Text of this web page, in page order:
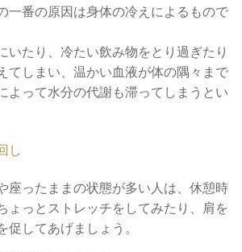
一番の原因は身体の冷えによるもので
いたり、冷たい飲み物をとり過ぎたり
てしまい、温かい血液が体の隅々まで
よって水分の代謝も滞ってしまうとい
座ったままの状態が多い人は、休憩時
ょっとストレッチをしてみたり、肩を
してあげましょう。